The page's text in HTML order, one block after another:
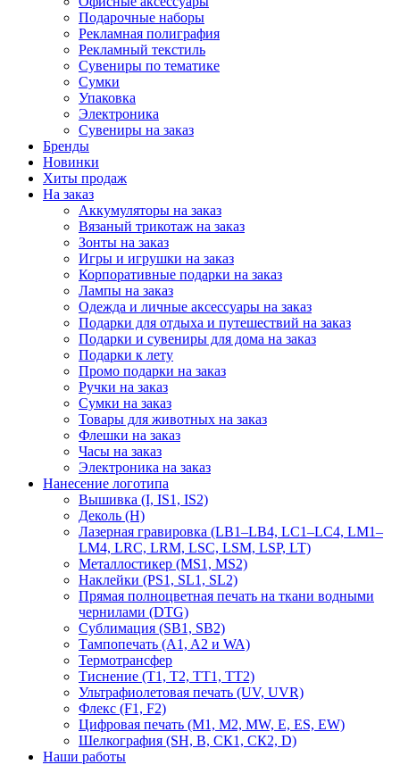
Подарочные наборы
Рекламная полиграфия
Рекламный текстиль
Сувениры по тематике
Сумки
Упаковка
Электроника
Сувениры на заказ
Бренды
Новинки
Хиты продаж
На заказ
Аккумуляторы на заказ
Вязаный трикотаж на заказ
Зонты на заказ
Игры и игрушки на заказ
Корпоративные подарки на заказ
Лампы на заказ
Одежда и личные аксессуары на заказ
Подарки для отдыха и путешествий на заказ
Подарки и сувениры для дома на заказ
Подарки к лету
Промо подарки на заказ
Ручки на заказ
Сумки на заказ
Товары для животных на заказ
Флешки на заказ
Часы на заказ
Электроника на заказ
Нанесение логотипа
Вышивка (I, IS1, IS2)
Деколь (H)
Лазерная гравировка (LB1–LB4, LC1–LC4, LM1–
LM4, LRC, LRM, LSC, LSM, LSP, LT)
Металлостикер (MS1, MS2)
Наклейки (PS1, SL1, SL2)
Прямая полноцветная печать на ткани водными
чернилами (DTG)
Сублимация (SB1, SB2)
Тампопечать (A1, A2 и WA)
Термотрансфер
Тиснение (Т1, Т2, ТT1, ТT2)
Ультрафиолетовая печать (UV, UVR)
Флекс (F1, F2)
Цифровая печать (M1, M2, MW, E, ES, EW)
Шелкография (SH, В, СК1, СК2, D)
Наши работы